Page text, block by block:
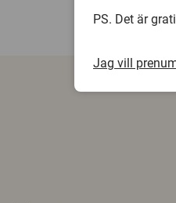
PS. Det är
Jag vill